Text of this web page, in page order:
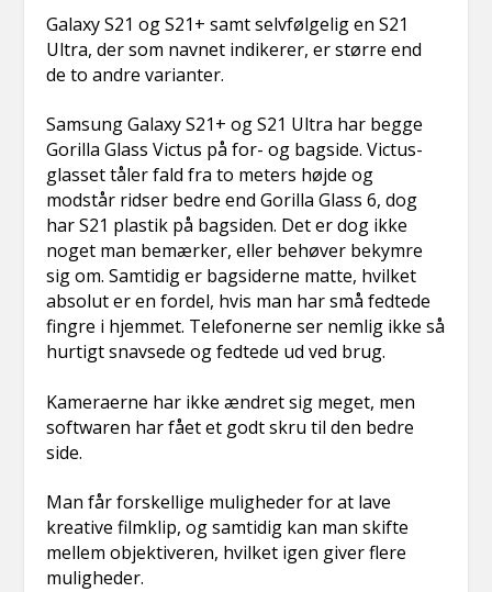
Galaxy S21 og S21+ samt selvfølgelig en S21
Ultra, der som navnet indikerer, er større end
de to andre varianter.
Samsung Galaxy S21+ og S21 Ultra har begge
Gorilla Glass Victus på for- og bagside. Victus-
glasset tåler fald fra to meters højde og
modstår ridser bedre end Gorilla Glass 6, dog
har S21 plastik på bagsiden. Det er dog ikke
noget man bemærker, eller behøver bekymre
sig om. Samtidig er bagsiderne matte, hvilket
absolut er en fordel, hvis man har små fedtede
fingre i hjemmet. Telefonerne ser nemlig ikke så
hurtigt snavsede og fedtede ud ved brug.
Kameraerne har ikke ændret sig meget, men
softwaren har fået et godt skru til den bedre
side.
Man får forskellige muligheder for at lave
kreative filmklip, og samtidig kan man skifte
mellem objektiveren, hvilket igen giver flere
muligheder.